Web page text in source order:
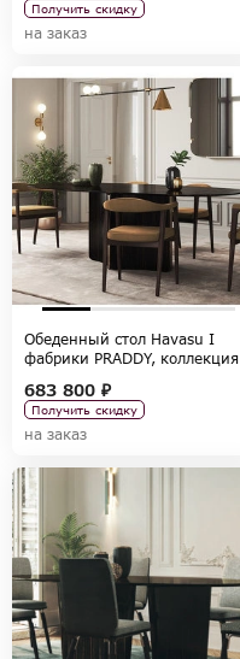
Получить скидку
на заказ
Обеденный стол Havasu I
фабрики PRADDY, коллекция
683 800 ₽
Получить скидку
на заказ